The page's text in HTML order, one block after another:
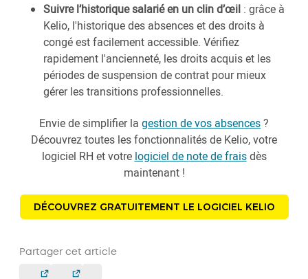
Suivre l’historique salarié en un clin d’œil : grâce à
Kelio, l'historique des absences et des droits à
congé est facilement accessible. Vérifiez
rapidement l'ancienneté, les droits acquis et les
périodes de suspension de contrat pour mieux
gérer les transitions professionnelles.
Envie de simplifier la gestion de vos absences?
Découvrez toutes les fonctionnalités de Kelio, votre
logiciel RH et votre logiciel de note de fraisdès
maintenant !
DÉCOUVREZ GRATUITEMENT LE LOGICIEL KELIO
Partager cet article